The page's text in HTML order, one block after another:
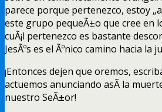
parece porque pertenezco, estoy
este grupo pequeÃ±o que cree en
cuÃ¡l pertenezco es bastante
JesÃºs es el Ãºnico camino hacia la
¡Entonces dejen que oremos,
actuemos anunciando asÃ­ la
nuestro SeÃ±or!